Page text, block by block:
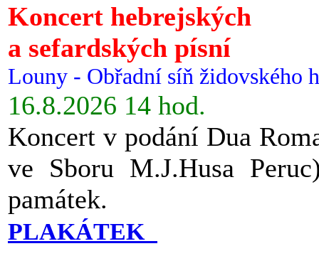
Koncert hebrejských
a sefardských písní
Louny - Obřadní síň židovského
16.8.2026 14 hod.
Koncert v podání Dua
ve Sboru M.J.Husa
památek.
PLAKÁTEK